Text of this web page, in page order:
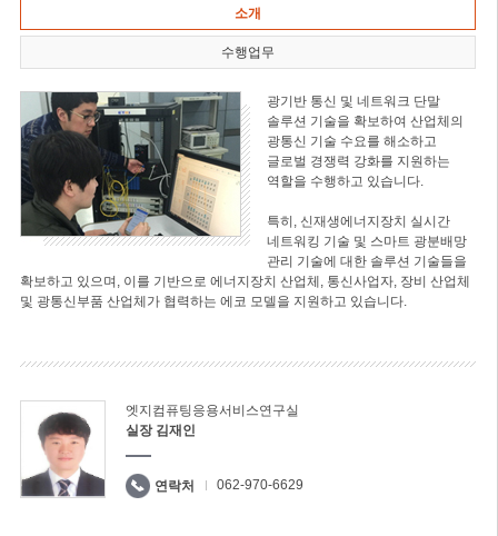
소개
수행업무
광기반 통신 및 네트워크 단말
솔루션 기술을 확보하여 산업체의
광통신 기술 수요를 해소하고
글로벌 경쟁력 강화를 지원하는
역할을 수행하고 있습니다.
특히, 신재생에너지장치 실시간
네트워킹 기술 및 스마트 광분배망
관리 기술에 대한 솔루션 기술들을
확보하고 있으며, 이를 기반으로 에너지장치 산업체, 통신사업자, 장비 산업체
및 광통신부품 산업체가 협력하는 에코 모델을 지원하고 있습니다.
엣지컴퓨팅응용서비스연구실
실장 김재인
연락처 062-970-6629